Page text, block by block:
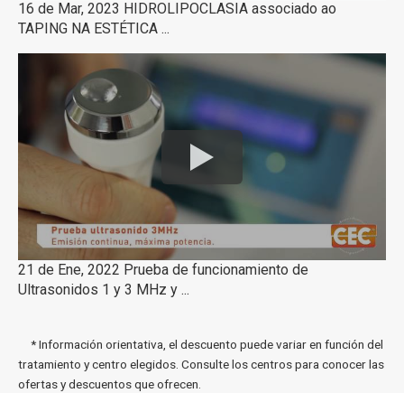
16 de Mar, 2023 HIDROLIPOCLASIA associado ao
TAPING NA ESTÉTICA ...
21 de Ene, 2022 Prueba de funcionamiento de
Ultrasonidos 1 y 3 MHz y ...
* Información orientativa, el descuento puede variar en función del
tratamiento y centro elegidos. Consulte los centros para conocer las
ofertas y descuentos que ofrecen.